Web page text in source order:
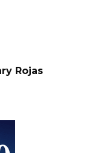
Rojas